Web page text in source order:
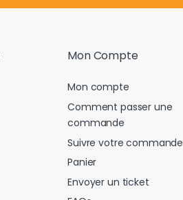
Mon Compte
Mon compte
Comment passer une
commande
Suivre votre commande
Panier
Envoyer un ticket